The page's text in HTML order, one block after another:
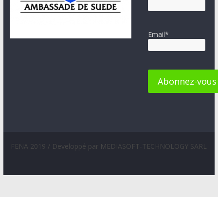
Email*
FENA 2019 / Developpé par MEDIASOFT-TECHNOLOGY SARL